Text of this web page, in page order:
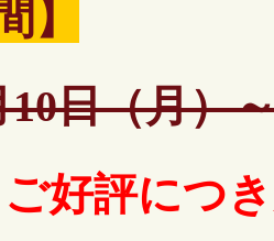
】
10日（月）
好評につ